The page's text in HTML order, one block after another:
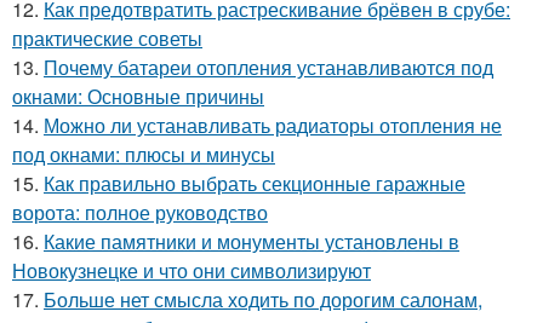
12. Как предотвратить растрескивание брёвен в срубе:
практические советы
13. Почему батареи отопления устанавливаются под
окнами: Основные причины
14. Можно ли устанавливать радиаторы отопления не
под окнами: плюсы и минусы
15. Как правильно выбрать секционные гаражные
ворота: полное руководство
16. Какие памятники и монументы установлены в
Новокузнецке и что они символизируют
17. Больше нет смысла ходить по дорогим салонам,